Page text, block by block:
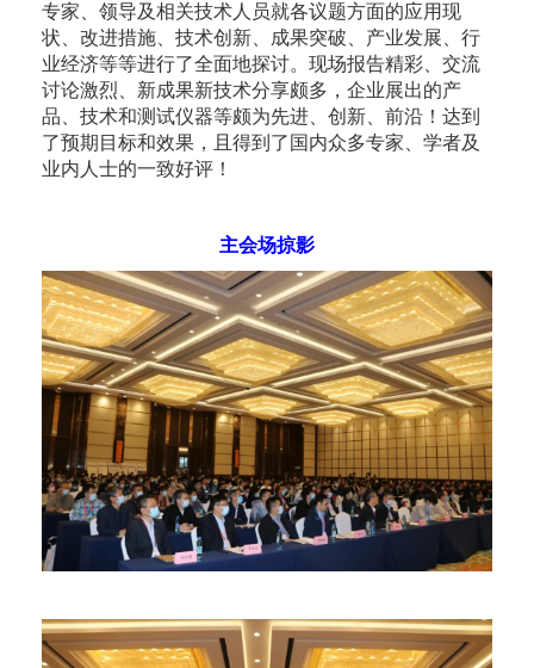
专家、领导及相关技术人员就各议题方面的应用现
状、改进措施、技术创新、成果突破、产业发展、行
业经济等等进行了全面地探讨。现场报告精彩、交流
讨论激烈、新成果新技术分享颇多，企业展出的产
品、技术和测试仪器等颇为先进、创新、前沿！达到
了预期目标和效果，且得到了国内众多专家、学者及
业内人士的一致好评！
主会场掠影